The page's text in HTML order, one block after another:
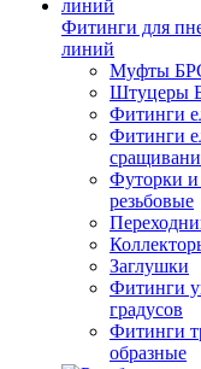
Фитинги для
линий
Муфты
Штуцеры
Фитинги
Фитинги
Футорки и
резьбовые
Заглушки
Фитинги
градусов
Фитинги
образные